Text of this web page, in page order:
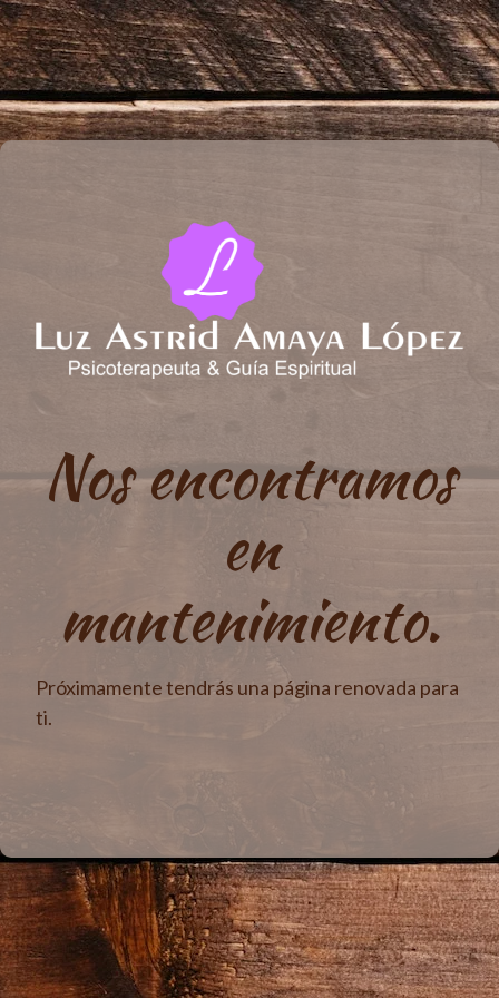
Nos encontramos
en
mantenimiento.
Próximamente tendrás una página renovada para
ti.